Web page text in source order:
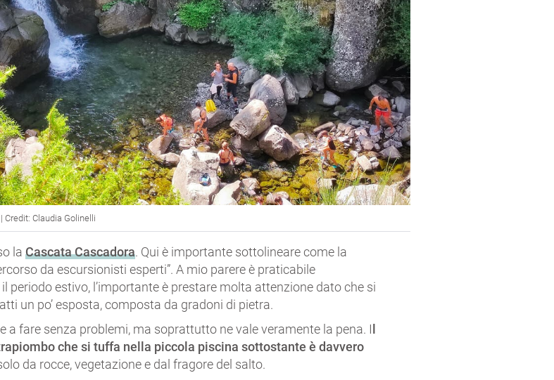
Credit: Claudia Golinelli
laCascata Cascadora. Qui è importante sottolineare come la
da escursionisti esperti”. A mio parere è praticabile
periodo estivo, l’importante è prestare molta attenzione dato che si
un po’ esposta, composta da gradoni di pietra.
a fare senza problemi, ma soprattutto ne vale veramente la pena. I
che si tuffa nella piccola piscina sottostante è davvero
da rocce, vegetazione e dal fragore del salto.